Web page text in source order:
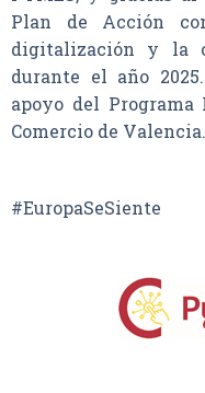
Plan de Acción
digitalización y la
durante el año
apoyo del
Comercio de Valencia.
#EuropaSeSiente